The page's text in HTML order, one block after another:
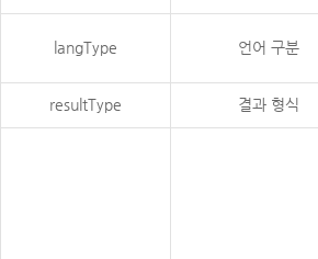
langType 언어 구분
resultType 결과 형식